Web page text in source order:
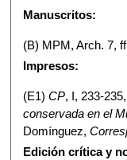
Manuscritos:
(B) MPM, Arch. 7,
Impresos:
(E1)CP, I, 233-
conservada en el
Domínguez,
Edición crítica y